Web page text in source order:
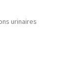
urinaires